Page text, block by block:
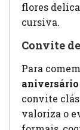
flores
cursiva.
Convite
Para
aniversário
convite
valoriza o